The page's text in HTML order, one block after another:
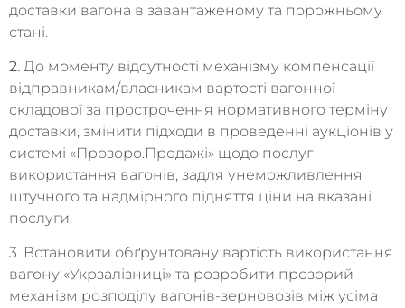
доставки вагона в завантаженому та порожньому
стані.
2. До моменту відсутності механізму компенсації
відправникам/власникам вартості вагонної
складової за прострочення нормативного терміну
доставки, змінити підходи в проведенні аукціонів у
системі «Прозоро.Продажі» щодо послуг
використання вагонів, задля унеможливлення
штучного та надмірного підняття ціни на вказані
послуги.
3. Встановити обґрунтовану вартість використання
вагону «Укрзалізниці» та розробити прозорий
механізм розподілу вагонів-зерновозів між усіма